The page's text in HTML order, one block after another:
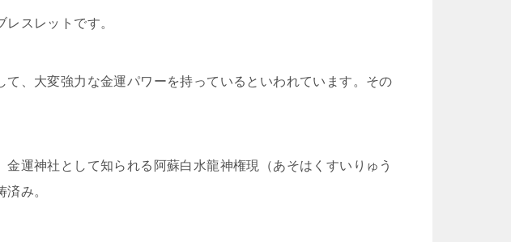
スレットです。
、大変強力な金運パワーを持っているといわれています。その
運神社として知られる阿蘇白水龍神権現（あそはくすいりゅう
み。